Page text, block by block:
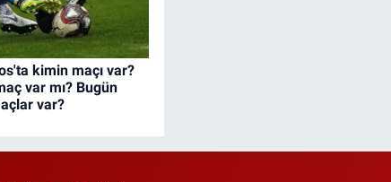
kimin maçı var?
var mı? Bugün
var?